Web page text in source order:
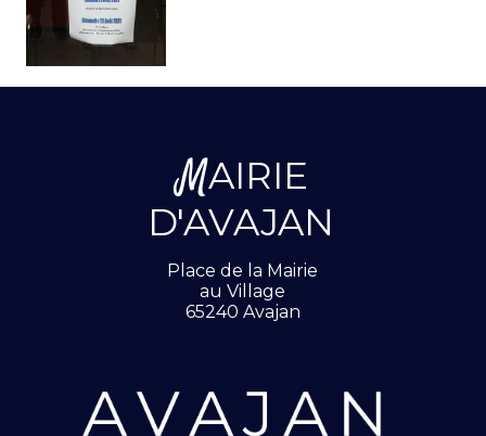
MAIRIE
D'AVAJAN
Place de la Mairie
au Village
65240 Avajan